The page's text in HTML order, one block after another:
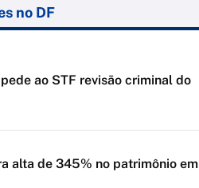
no DF
ao STF revisão criminal do
alta de 345% no patrimônio em